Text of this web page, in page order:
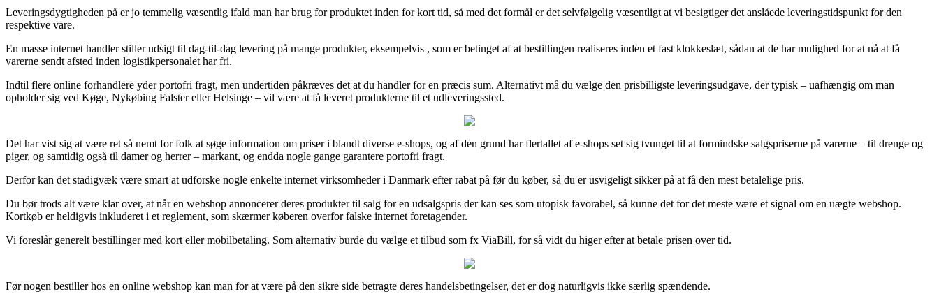
Leveringsdygtigheden på er jo temmelig væsentlig ifald man har brug for produktet inden for kort tid, så med det formål er det selvfølgelig væsentligt at vi besigtiger det anslåede leveringstidspunkt for den
respektive vare.
En masse internet handler stiller udsigt til dag-til-dag levering på mange produkter, eksempelvis , som er betinget af at bestillingen realiseres inden et fast klokkeslæt, sådan at de har mulighed for at nå at få
varerne sendt afsted inden logistikpersonalet har fri.
Indtil flere online forhandlere yder portofri fragt, men undertiden påkræves det at du handler for en præcis sum. Alternativt må du vælge den prisbilligste leveringsudgave, der typisk – uafhængig om man
opholder sig ved Køge, Nykøbing Falster eller Helsinge – vil være at få leveret produkterne til et udleveringssted.
Det har vist sig at være ret så nemt for folk at søge information om priser i blandt diverse e-shops, og af den grund har flertallet af e-shops set sig tvunget til at formindske salgspriserne på varerne – til drenge og
piger, og samtidig også til damer og herrer – markant, og endda nogle gange garantere portofri fragt.
Derfor kan det stadigvæk være smart at udforske nogle enkelte internet virksomheder i Danmark efter rabat på før du køber, så du er usvigeligt sikker på at få den mest betalelige pris.
Du bør trods alt være klar over, at når en webshop annoncerer deres produkter til salg for en udsalgspris der kan ses som utopisk favorabel, så kunne det for det meste være et signal om en uægte webshop.
Kortkøb er heldigvis inkluderet i et reglement, som skærmer køberen overfor falske internet foretagender.
Vi foreslår generelt bestillinger med kort eller mobilbetaling. Som alternativ burde du vælge et tilbud som fx ViaBill, for så vidt du higer efter at betale prisen over tid.
Før nogen bestiller hos en online webshop kan man for at være på den sikre side betragte deres handelsbetingelser, det er dog naturligvis ikke særlig spændende.